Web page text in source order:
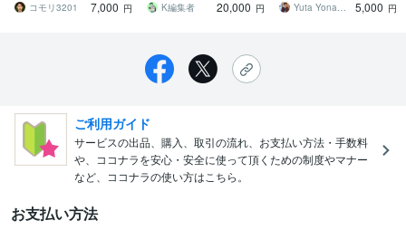
コモリ3201
7,000 円
K編集者
20,000 円
Yuta Yona。315な支援員
5,000 円
ご利用ガイド
サービスの出品、購入、取引の流れ、お支払い方法・手数料
や、ココナラを安心・安全に使って頂くための制度やマナー
など、ココナラの使い方はこちら。
お支払い方法